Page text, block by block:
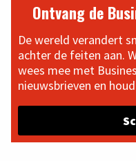
Ontvang de
De wereld verandert
achter de feiten aan.
wees mee met
nieuwsbrieven en